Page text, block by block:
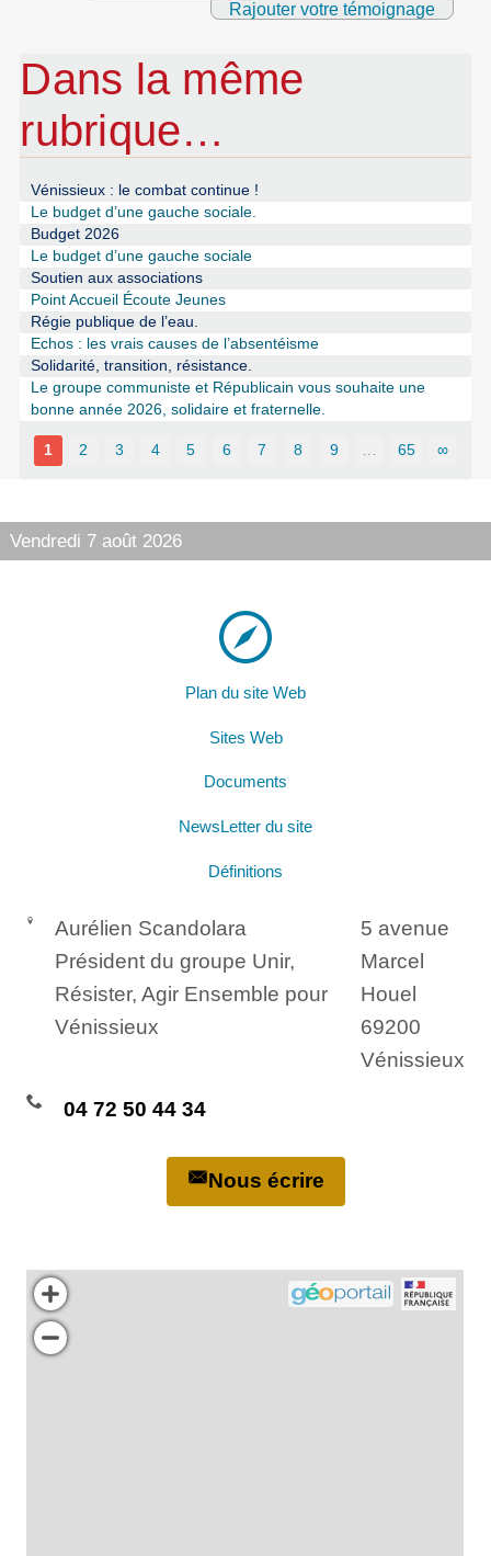
Rajouter votre témoignage
Dans la même
rubrique…
Vénissieux : le combat continue !
Le budget d’une gauche sociale.
Budget 2026
Le budget d’une gauche sociale
Soutien aux associations
Point Accueil Écoute Jeunes
Régie publique de l’eau.
Echos : les vrais causes de l’absentéisme
Solidarité, transition, résistance.
Le groupe communiste et Républicain vous souhaite une
bonne année 2026, solidaire et fraternelle.
1 2 3 4 5 6 7 8 9 65 ∞
Vendredi 7 août 2026
Plan du site Web
Sites Web
Documents
NewsLetter du site
Définitions
Aurélien Scandolara
Président du groupe Unir,
Résister, Agir Ensemble pour
Vénissieux
5 avenue
Marcel
Houel
69200
Vénissieux
04 72 50 44 34
Nous écrire